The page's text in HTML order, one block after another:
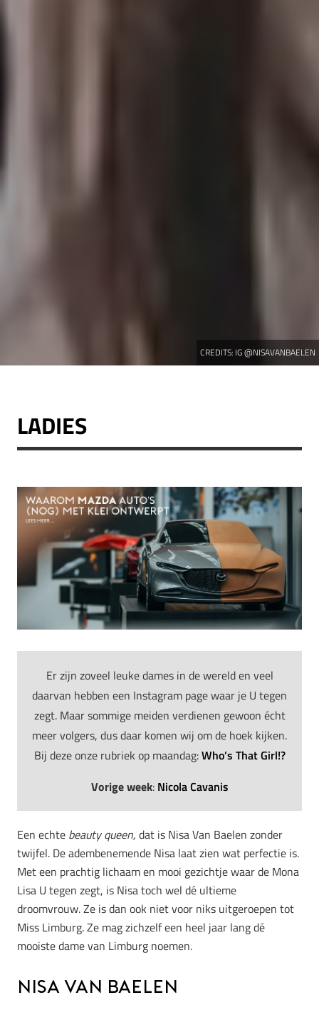
CREDITS: IG @NISAVANBAELEN
LADIES
Er zijn zoveel leuke dames in de wereld en veel
daarvan hebben een Instagram page waar je U tegen
zegt. Maar sommige meiden verdienen gewoon écht
meer volgers, dus daar komen wij om de hoek kijken.
Bij deze onze rubriek op maandag:Who’s That Girl!?
Vorige week:Nicola Cavanis
Een echte beauty queen, dat is Nisa Van Baelen zonder
twijfel. De adembenemende Nisa laat zien wat perfectie is.
Met een prachtig lichaam en mooi gezichtje waar de Mona
Lisa U tegen zegt, is Nisa toch wel dé ultieme
droomvrouw. Ze is dan ook niet voor niks uitgeroepen tot
Miss Limburg. Ze mag zichzelf een heel jaar lang dé
mooiste dame van Limburg noemen.
Nisa Van Baelen